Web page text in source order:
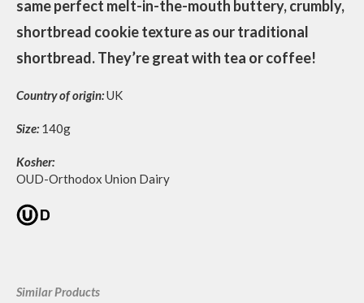
same perfect melt-in-the-mouth buttery, crumbly,
shortbread cookie texture as our traditional
shortbread. They’re great with tea or coffee!
Country of origin:UK
Size:140g
Kosher:
OUD-Orthodox Union Dairy
Similar Products